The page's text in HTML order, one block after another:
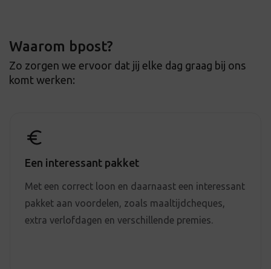
Waarom bpost?
Zo zorgen we ervoor dat jij elke dag graag bij ons
komt werken:
Een interessant pakket
Met een correct loon en daarnaast een interessant
pakket aan voordelen, zoals maaltijdcheques,
extra verlofdagen en verschillende premies.